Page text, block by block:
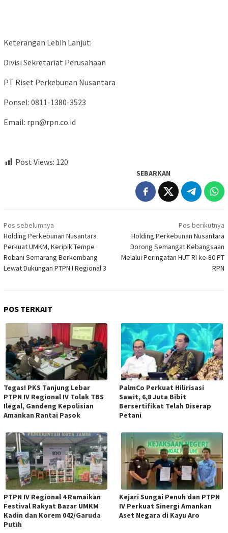
Keterangan Lebih Lanjut:
Divisi Sekretariat Perusahaan
PT Riset Perkebunan Nusantara
Ponsel: 0811-1380-3523
Email: rpn@rpn.co.id
Post Views: 120
SEBARKAN
Navigasi
pos
Pos sebelumnya
Holding Perkebunan Nusantara
Perkuat UMKM, Keripik Tempe
Robani Semarang Berkembang
Lewat Dukungan PTPN I Regional 3
Pos berikutnya
Holding Perkebunan Nusantara
Dorong Semangat Kebangsaan
Melalui Peringatan HUT RI ke-80 PT
RPN
POS TERKAIT
Tegas! PKS Tanjung Lebar
PTPN IV Regional IV Tolak TBS
Ilegal, Gandeng Kepolisian
Amankan Rantai Pasok
PalmCo Perkuat Hilirisasi
Sawit, 6,8 Juta Bibit
Bersertifikat Telah Diserap
Petani
PTPN IV Regional 4 Ramaikan
Festival Rakyat Bazar UMKM
Kadin dan Korem 042/Garuda
Putih
Kejari Sungai Penuh dan PTPN
IV Perkuat Sinergi Amankan
Aset Negara di Kayu Aro